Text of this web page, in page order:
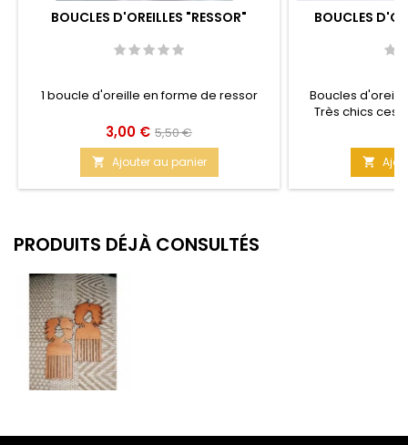
BOUCLES D'OREILLES "RESSOR"
1 boucle d'oreille en forme de ressor
Prix
3,00 € Prix
de
base
5,50 €
 Ajouter au panier
BOUCLES
Boucles
Très chics ces
élégante et

PRODUITS DÉJÀ CONSULTÉS